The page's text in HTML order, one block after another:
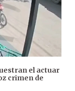
el actuar
crimen de